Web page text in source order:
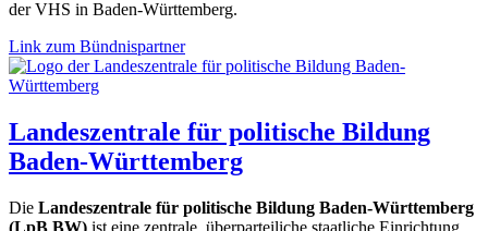
der VHS in Baden-Württemberg.
Link zum Bündnispartner
Landeszentrale für politische Bildung
Baden-Württemberg
Die Landeszentrale für politische Bildung Baden-Württemberg
(LpB BW) ist eine zentrale, überparteiliche staatliche Einrichtung,